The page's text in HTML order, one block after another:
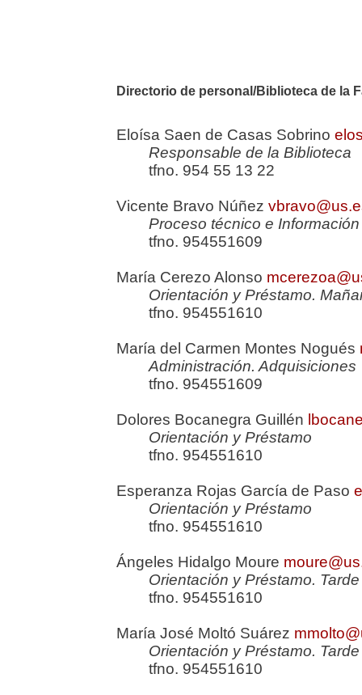
Directorio de personal/Biblioteca de la
Eloísa Saen de Casas Sobrino
Responsable de la Biblioteca
tfno. 954 55 13 22
Vicente Bravo Núñez
Proceso técnico e
tfno. 954551609
María Cerezo Alonso
Orientación y Préstamo.
tfno. 954551610
María del Carmen Montes Nogués
Administración. Adquisiciones
tfno. 954551609
Dolores Bocanegra Guillén
Orientación y Préstamo
tfno. 954551610
Esperanza Rojas García de Paso
Orientación y Préstamo
tfno. 954551610
Ángeles Hidalgo Moure
Orientación y Préstamo. Tarde
tfno. 954551610
María José Moltó Suárez
Orientación y Préstamo. Tarde
tfno. 954551610